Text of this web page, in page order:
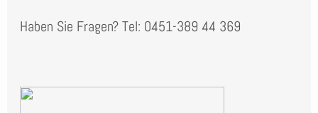
Haben Sie Fragen? Tel: 0451-389 44 369